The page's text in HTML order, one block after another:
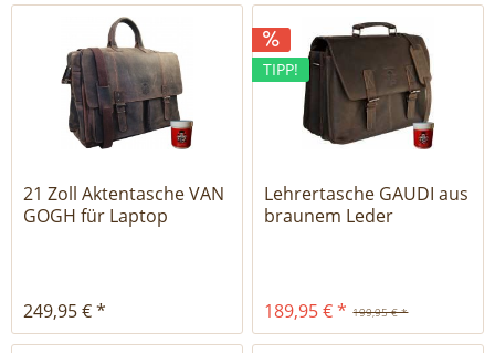
21 Zoll Aktentasche VAN
GOGH für Laptop
249,95 € *
TIPP!
Lehrertasche GAUDI aus
braunem Leder
199,95 € *
189,95 € *